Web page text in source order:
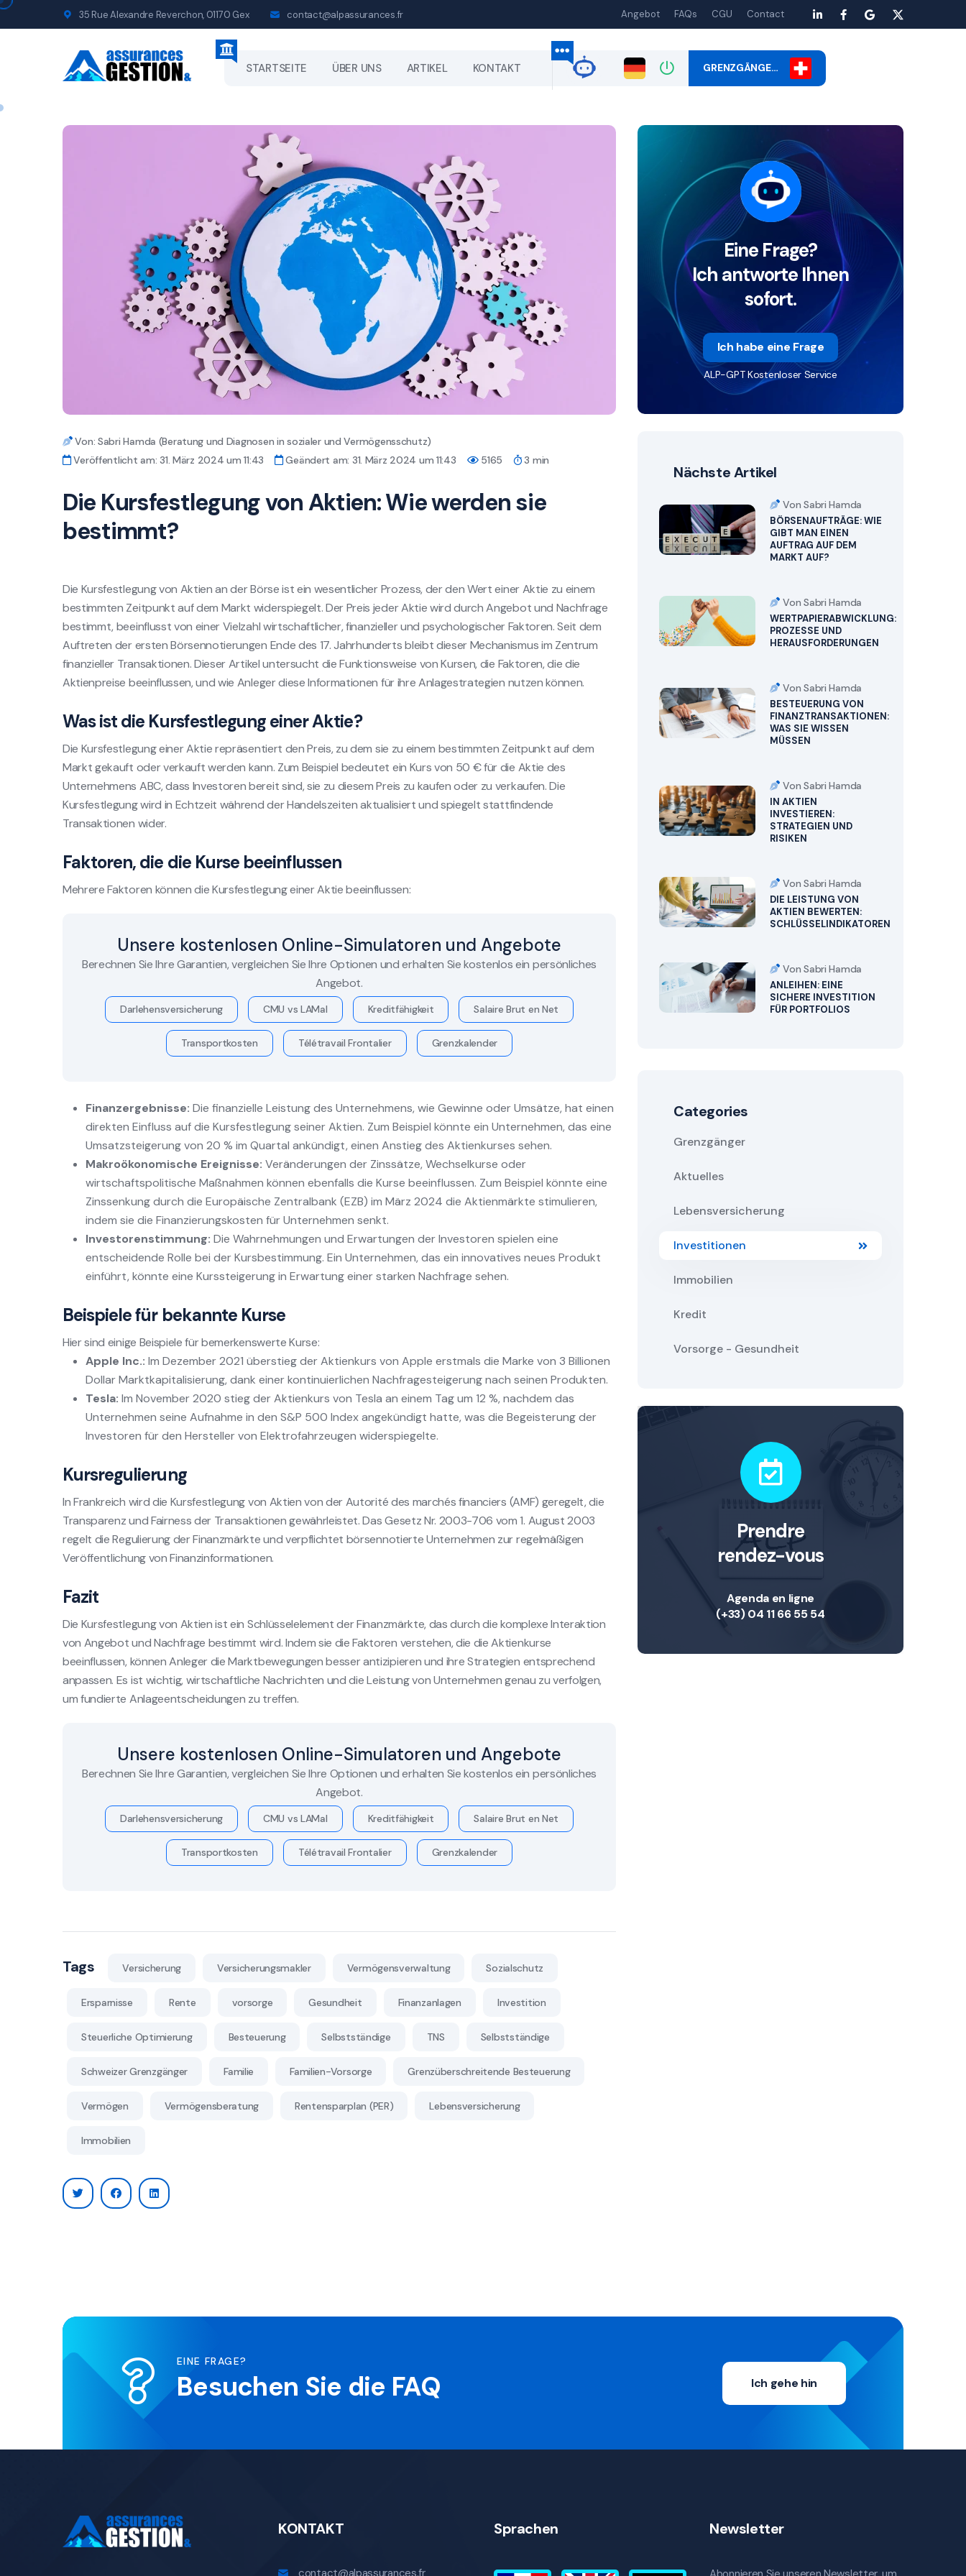
35 Rue Alexandre Reverchon, 01170 Gex contact@alpassurances.fr Angebot FAQs CGU Contact
STARTSEITE ÜBER UNS ARTIKEL KONTAKT GRENZGÄNGE…
Von: Sabri Hamda (Beratung und Diagnosen in sozialer und Vermögensschutz)
Veröffentlicht am: 31. März 2024 um 11:43
Geändert am: 31. März 2024 um 11:43 5165 3 min
Die Kursfestlegung von Aktien: Wie werden sie
bestimmt?
Die Kursfestlegung von Aktien an der Börse ist ein wesentlicher Prozess, der den Wert einer Aktie zu einem
bestimmten Zeitpunkt auf dem Markt widerspiegelt. Der Preis jeder Aktie wird durch Angebot und Nachfrage
bestimmt, beeinflusst von einer Vielzahl wirtschaftlicher, finanzieller und psychologischer Faktoren. Seit dem
Auftreten der ersten Börsennotierungen Ende des 17. Jahrhunderts bleibt dieser Mechanismus im Zentrum
finanzieller Transaktionen. Dieser Artikel untersucht die Funktionsweise von Kursen, die Faktoren, die die
Aktienpreise beeinflussen, und wie Anleger diese Informationen für ihre Anlagestrategien nutzen können.
Was ist die Kursfestlegung einer Aktie?
Die Kursfestlegung einer Aktie repräsentiert den Preis, zu dem sie zu einem bestimmten Zeitpunkt auf dem
Markt gekauft oder verkauft werden kann. Zum Beispiel bedeutet ein Kurs von 50 € für die Aktie des
Unternehmens ABC, dass Investoren bereit sind, sie zu diesem Preis zu kaufen oder zu verkaufen. Die
Kursfestlegung wird in Echtzeit während der Handelszeiten aktualisiert und spiegelt stattfindende
Transaktionen wider.
Faktoren, die die Kurse beeinflussen
Mehrere Faktoren können die Kursfestlegung einer Aktie beeinflussen:
Unsere kostenlosen Online-Simulatoren und Angebote
Berechnen Sie Ihre Garantien, vergleichen Sie Ihre Optionen und erhalten Sie kostenlos ein persönliches
Angebot.
Darlehensversicherung CMU vs LAMal Kreditfähigkeit Salaire Brut en Net
Transportkosten Télétravail Frontalier Grenzkalender
Finanzergebnisse: Die finanzielle Leistung des Unternehmens, wie Gewinne oder Umsätze, hat einen
direkten Einfluss auf die Kursfestlegung seiner Aktien. Zum Beispiel könnte ein Unternehmen, das eine
Umsatzsteigerung von 20 % im Quartal ankündigt, einen Anstieg des Aktienkurses sehen.
Makroökonomische Ereignisse: Veränderungen der Zinssätze, Wechselkurse oder
wirtschaftspolitische Maßnahmen können ebenfalls die Kurse beeinflussen. Zum Beispiel könnte eine
Zinssenkung durch die Europäische Zentralbank (EZB) im März 2024 die Aktienmärkte stimulieren,
indem sie die Finanzierungskosten für Unternehmen senkt.
Investorenstimmung: Die Wahrnehmungen und Erwartungen der Investoren spielen eine
entscheidende Rolle bei der Kursbestimmung. Ein Unternehmen, das ein innovatives neues Produkt
einführt, könnte eine Kurssteigerung in Erwartung einer starken Nachfrage sehen.
Beispiele für bekannte Kurse
Hier sind einige Beispiele für bemerkenswerte Kurse:
Apple Inc.: Im Dezember 2021 überstieg der Aktienkurs von Apple erstmals die Marke von 3 Billionen
Dollar Marktkapitalisierung, dank einer kontinuierlichen Nachfragesteigerung nach seinen Produkten.
Tesla: Im November 2020 stieg der Aktienkurs von Tesla an einem Tag um 12 %, nachdem das
Unternehmen seine Aufnahme in den S&P 500 Index angekündigt hatte, was die Begeisterung der
Investoren für den Hersteller von Elektrofahrzeugen widerspiegelte.
Kursregulierung
In Frankreich wird die Kursfestlegung von Aktien von der Autorité des marchés financiers (AMF) geregelt, die
Transparenz und Fairness der Transaktionen gewährleistet. Das Gesetz Nr. 2003-706 vom 1. August 2003
regelt die Regulierung der Finanzmärkte und verpflichtet börsennotierte Unternehmen zur regelmäßigen
Veröffentlichung von Finanzinformationen.
Fazit
Die Kursfestlegung von Aktien ist ein Schlüsselelement der Finanzmärkte, das durch die komplexe Interaktion
von Angebot und Nachfrage bestimmt wird. Indem sie die Faktoren verstehen, die die Aktienkurse
beeinflussen, können Anleger die Marktbewegungen besser antizipieren und ihre Strategien entsprechend
anpassen. Es ist wichtig, wirtschaftliche Nachrichten und die Leistung von Unternehmen genau zu verfolgen,
um fundierte Anlageentscheidungen zu treffen.
Unsere kostenlosen Online-Simulatoren und Angebote
Berechnen Sie Ihre Garantien, vergleichen Sie Ihre Optionen und erhalten Sie kostenlos ein persönliches
Angebot.
Darlehensversicherung CMU vs LAMal Kreditfähigkeit Salaire Brut en Net
Transportkosten Télétravail Frontalier Grenzkalender
Tags Versicherung Versicherungsmakler Vermögensverwaltung Sozialschutz
Ersparnisse Rente vorsorge Gesundheit Finanzanlagen Investition
Steuerliche Optimierung Besteuerung Selbstständige TNS Selbstständige
Schweizer Grenzgänger Familie Familien-Vorsorge Grenzüberschreitende Besteuerung
Vermögen Vermögensberatung Rentensparplan (PER) Lebensversicherung
Immobilien
Eine Frage?
Ich antworte Ihnen
sofort.
Ich habe eine Frage
ALP-GPT Kostenloser Service
Nächste Artikel
Von Sabri Hamda
BÖRSENAUFTRÄGE: WIE
GIBT MAN EINEN
AUFTRAG AUF DEM
MARKT AUF?
Von Sabri Hamda
WERTPAPIERABWICKLUNG:
PROZESSE UND
HERAUSFORDERUNGEN
Von Sabri Hamda
BESTEUERUNG VON
FINANZTRANSAKTIONEN:
WAS SIE WISSEN
MÜSSEN
Von Sabri Hamda
IN AKTIEN
INVESTIEREN:
STRATEGIEN UND
RISIKEN
Von Sabri Hamda
DIE LEISTUNG VON
AKTIEN BEWERTEN:
SCHLÜSSELINDIKATOREN
Von Sabri Hamda
ANLEIHEN: EINE
SICHERE INVESTITION
FÜR PORTFOLIOS
Categories
Grenzgänger
Aktuelles
Lebensversicherung
Investitionen
Immobilien
Kredit
Vorsorge - Gesundheit
Prendre
rendez-vous
Agenda en ligne
(+33) 04 11 66 55 54
EINE FRAGE?
Besuchen Sie die FAQ Ich gehe hin
KONTAKT
contact@alpassurances.fr
Sprachen Newsletter